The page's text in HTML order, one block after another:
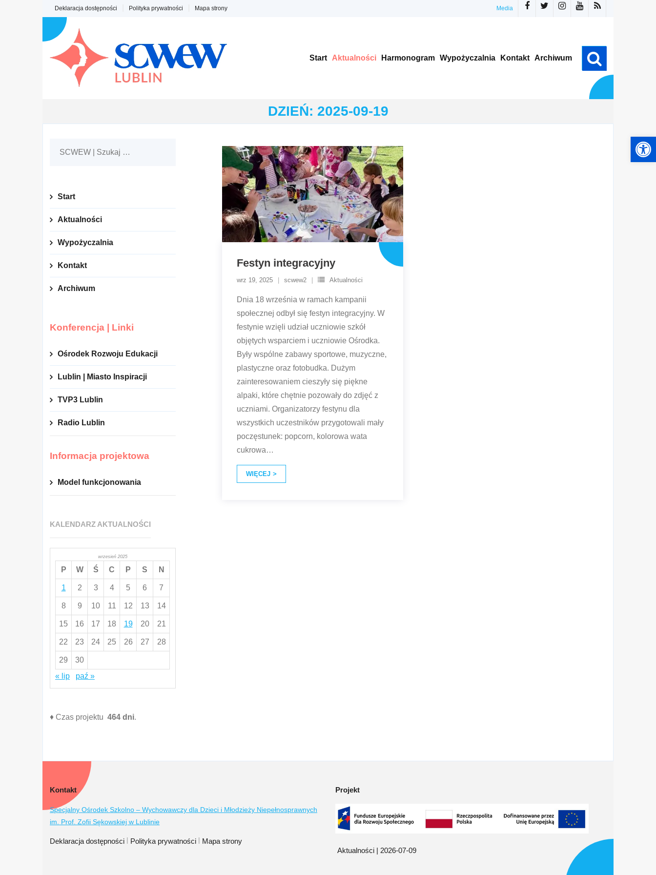
Otwórz pasek narzędzi
Skip
to
content
Deklaracja dostępności Polityka prywatności Mapa strony Media
Start Aktualności Harmonogram Wypożyczalnia Kontakt Archiwum
DZIEŃ: 2025-09-19
Festyn integracyjny
wrz 19, 2025 scwew2 Aktualności
Dnia 18 września w ramach kampanii
społecznej odbył się festyn integracyjny. W
festynie wzięli udział uczniowie szkół
objętych wsparciem i uczniowie Ośrodka.
Były wspólne zabawy sportowe, muzyczne,
plastyczne oraz fotobudka. Dużym
zainteresowaniem cieszyły się piękne
alpaki, które chętnie pozowały do zdjęć z
uczniami. Organizatorzy festynu dla
wszystkich uczestników przygotowali mały
poczęstunek: popcorn, kolorowa wata
cukrowa…
WIĘCEJ
Start
Aktualności
Wypożyczalnia
Kontakt
Archiwum
Konferencja | Linki
Ośrodek Rozwoju Edukacji
Lublin | Miasto Inspiracji
TVP3 Lublin
Radio Lublin
Informacja projektowa
Model funkcjonowania
KALENDARZ AKTUALNOŚCI
wrzesień 2025
P W Ś C P S N
1 2 3 4 5 6 7
8 9 10 11 12 13 14
15 16 17 18 19 20 21
22 23 24 25 26 27 28
29
30
« lip
paź »
♦ Czas projektu464 dni.
Kontakt
Specjalny Ośrodek Szkolno – Wychowawczy dla Dzieci i Młodzieży Niepełnosprawnych
im. Prof. Zofii Sękowskiej w Lublinie
Deklaracja dostępności | Polityka prywatności | Mapa strony
Projekt
Aktualności | 2026-07-09